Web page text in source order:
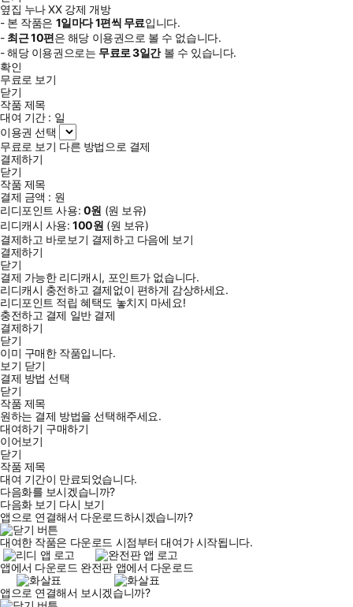
옆집 누나 XX 강제 개방
- 본 작품은 1일마다1편씩 무료입니다.
- 최근10편은 해당 이용권으로 볼 수 없습니다.
- 해당 이용권으로는 무료로3일간볼 수 있습니다.
확인
무료로 보기
닫기
작품 제목
대여 기간 : 일
이용권 선택
무료로 보기 다른 방법으로 결제
결제하기
닫기
작품 제목
결제 금액 : 원
리디포인트 사용: 0원 (원 보유)
리디캐시 사용:100원 (원 보유)
결제하고 바로보기 결제하고 다음에 보기
결제하기
닫기
결제 가능한 리디캐시, 포인트가 없습니다.
리디캐시 충전하고 결제없이 편하게 감상하세요.
리디포인트 적립 혜택도 놓치지 마세요!
충전하고 결제 일반 결제
결제하기
닫기
이미 구매한 작품입니다.
보기 닫기
결제 방법 선택
닫기
작품 제목
원하는 결제 방법을 선택해주세요.
대여하기 구매하기
이어보기
닫기
작품 제목
대여 기간이 만료되었습니다.
다음화를 보시겠습니까?
다음화 보기 다시 보기
앱으로 연결해서 다운로드하시겠습니까?
대여한 작품은 다운로드 시점부터 대여가 시작됩니다.
앱에서 다운로드 완전판 앱에서 다운로드
앱으로 연결해서 보시겠습니까?